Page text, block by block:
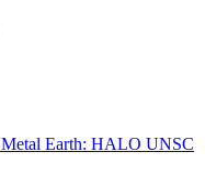
Metal Earth: HALO UNSC